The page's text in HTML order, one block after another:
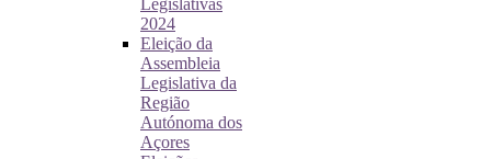
Legislativas
2024
Eleição da
Assembleia
Legislativa da
Região
Autónoma dos
Açores